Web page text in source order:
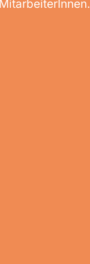
MitarbeiterInnen.